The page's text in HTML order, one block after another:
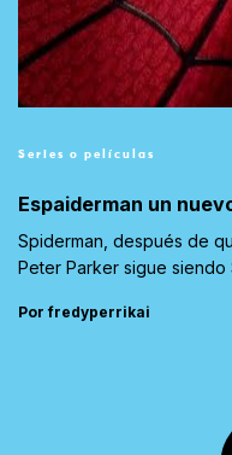
Series o películas
Espaiderman un
Spiderman, después de
Peter Parker sigue siendo
Por fredyperrikai